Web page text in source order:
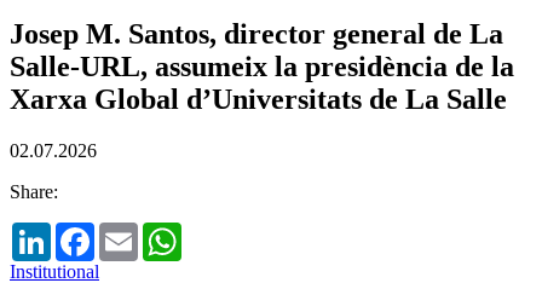
Josep M. Santos, director general de La
Salle-URL, assumeix la presidència de la
Xarxa Global d’Universitats de La Salle
02.07.2026
Share:
LinkedInFacebook
Email
Institutional